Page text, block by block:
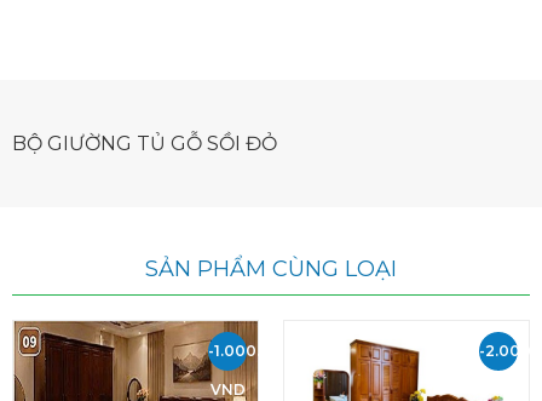
BỘ GIƯỜNG TỦ GỖ SỒI ĐỎ
SẢN PHẨM CÙNG LOẠI
-1.000.000
VND
-